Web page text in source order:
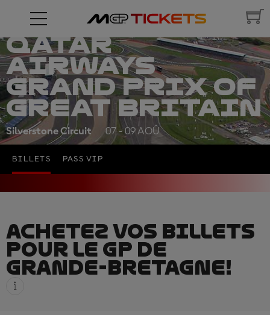
QATAR
AIRWAYS
GRAND PRIX OF
GREAT BRITAIN
Silverstone Circuit 07 - 09 AOÛ
BILLETS PASS VIP
ACHETEZ VOS BILLETS
POUR LE GP DE
GRANDE-BRETAGNE!